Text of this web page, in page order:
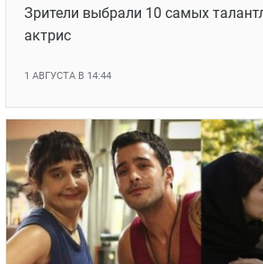
Зрители выбрали 10 самых
актрис
1 АВГУСТА В 14:44